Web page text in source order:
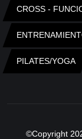
CROSS -
PILATES/YOGA
©Copyright